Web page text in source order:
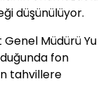
düşünülüyor.
Müdürü Yu
fon
tahvillere